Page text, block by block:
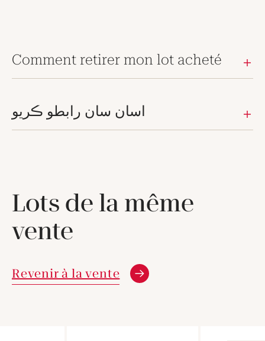
Comment retirer mon lot acheté
اسان سان رابطو ڪريو
Lots de la même
vente
Revenir à la vente